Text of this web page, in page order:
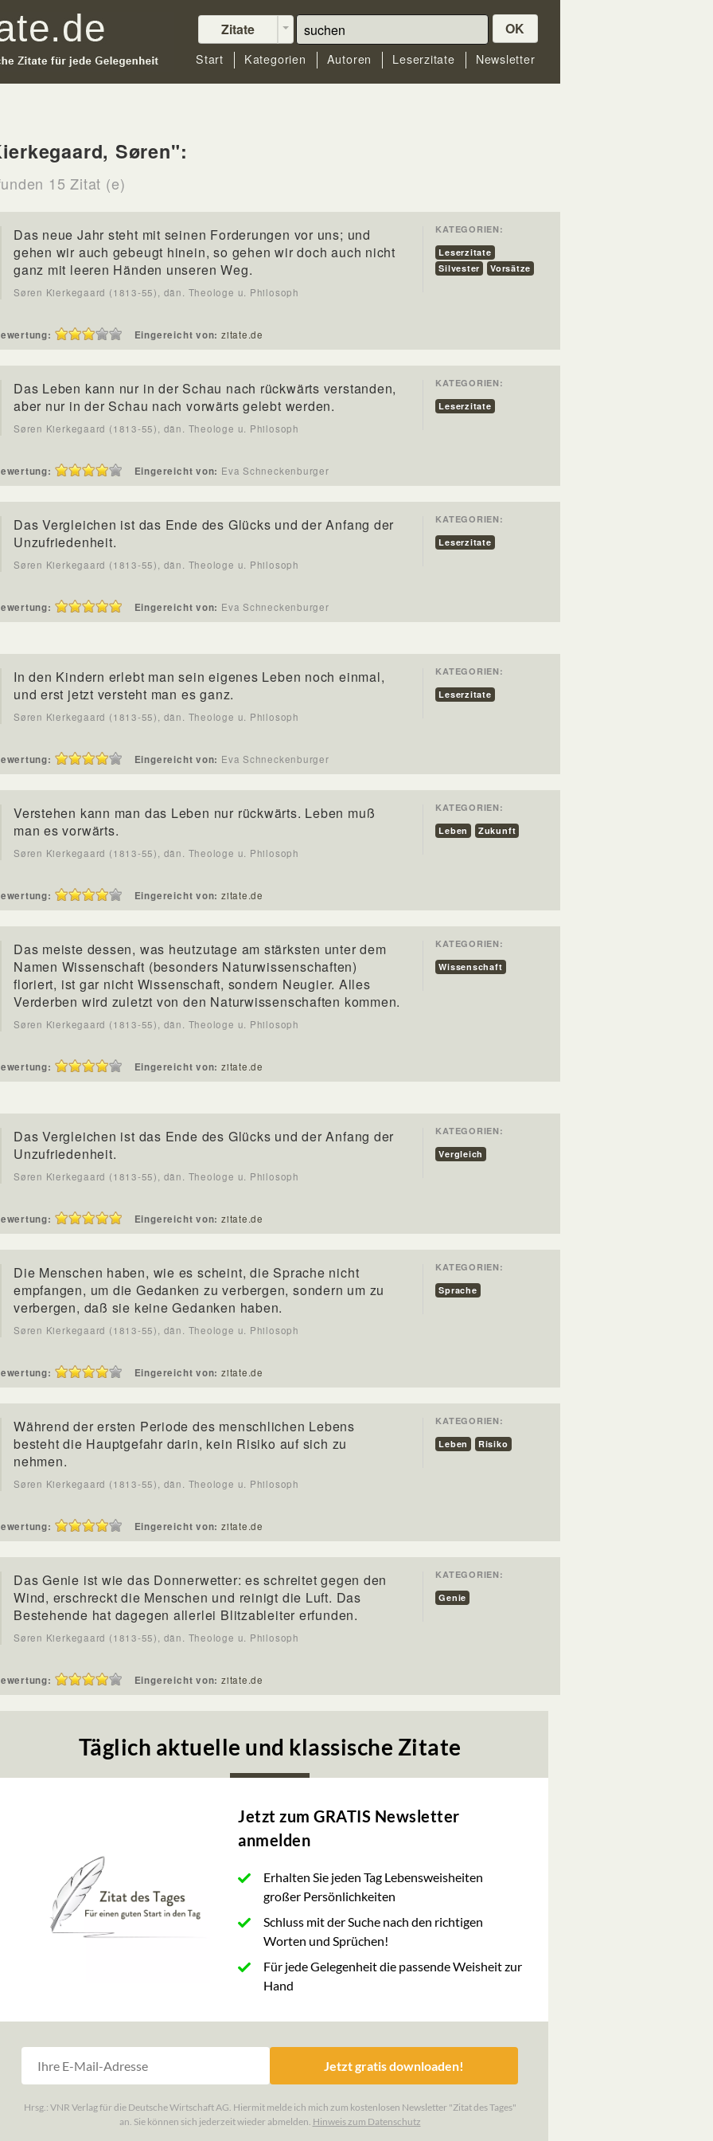
Zitate OK
Start Kategorien Autoren Leserzitate Newsletter
Søren":
15 Zitat (e)
Das neue Jahr steht mit seinen Forderungen vor uns; und
gehen wir auch gebeugt hinein, so gehen wir doch auch nicht
ganz mit leeren Händen unseren Weg.
Søren Kierkegaard (1813-55), dän. Theologe u. Philosoph
KATEGORIEN:
Leserzitate
Silvester
Vorsätze
Eingereicht von: zitate.de
Das Leben kann nur in der Schau nach rückwärts verstanden,
aber nur in der Schau nach vorwärts gelebt werden.
Søren Kierkegaard (1813-55), dän. Theologe u. Philosoph
KATEGORIEN:
Leserzitate
Eingereicht von: Eva Schneckenburger
Das Vergleichen ist das Ende des Glücks und der Anfang der
Unzufriedenheit.
Søren Kierkegaard (1813-55), dän. Theologe u. Philosoph
KATEGORIEN:
Leserzitate
Eingereicht von: Eva Schneckenburger
In den Kindern erlebt man sein eigenes Leben noch einmal,
und erst jetzt versteht man es ganz.
Søren Kierkegaard (1813-55), dän. Theologe u. Philosoph
KATEGORIEN:
Leserzitate
Eingereicht von: Eva Schneckenburger
Verstehen kann man das Leben nur rückwärts. Leben muß
man es vorwärts.
Søren Kierkegaard (1813-55), dän. Theologe u. Philosoph
KATEGORIEN:
Leben
Zukunft
Eingereicht von: zitate.de
Das meiste dessen, was heutzutage am stärksten unter dem
Namen Wissenschaft (besonders Naturwissenschaften)
floriert, ist gar nicht Wissenschaft, sondern Neugier. Alles
Verderben wird zuletzt von den Naturwissenschaften kommen.
Søren Kierkegaard (1813-55), dän. Theologe u. Philosoph
KATEGORIEN:
Wissenschaft
Eingereicht von: zitate.de
Das Vergleichen ist das Ende des Glücks und der Anfang der
Unzufriedenheit.
Søren Kierkegaard (1813-55), dän. Theologe u. Philosoph
KATEGORIEN:
Vergleich
Eingereicht von: zitate.de
Die Menschen haben, wie es scheint, die Sprache nicht
empfangen, um die Gedanken zu verbergen, sondern um zu
verbergen, daß sie keine Gedanken haben.
Søren Kierkegaard (1813-55), dän. Theologe u. Philosoph
KATEGORIEN:
Sprache
Eingereicht von: zitate.de
Während der ersten Periode des menschlichen Lebens
besteht die Hauptgefahr darin, kein Risiko auf sich zu
nehmen.
Søren Kierkegaard (1813-55), dän. Theologe u. Philosoph
KATEGORIEN:
Leben
Risiko
Eingereicht von: zitate.de
Das Genie ist wie das Donnerwetter: es schreitet gegen den
Wind, erschreckt die Menschen und reinigt die Luft. Das
Bestehende hat dagegen allerlei Blitzableiter erfunden.
Søren Kierkegaard (1813-55), dän. Theologe u. Philosoph
KATEGORIEN:
Genie
Eingereicht von: zitate.de